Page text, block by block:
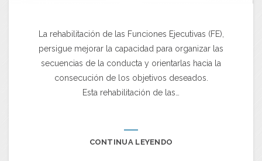
La rehabilitación de las Funciones Ejecutivas (FE),
persigue mejorar la capacidad para organizar las
secuencias de la conducta y orientarlas hacia la
consecución de los objetivos deseados.
Esta rehabilitación de las…
CONTINUA LEYENDO